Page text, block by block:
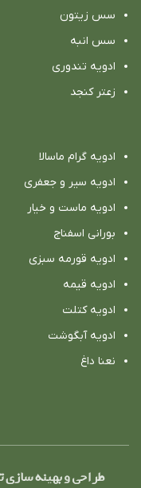
سس زیتون
سس انبه
ادویه تندوری
زعتر کنجد
ادویه گرام ماسالا
ادویه سیر و جعفری
ادویه ماست و خیار
بورانی اسفناج
ادویه قورمه سبزی
ادویه قیمه
ادویه کتلت
ادویه آبگوشت
نعنا داغ
طراحی و بهینه سازی